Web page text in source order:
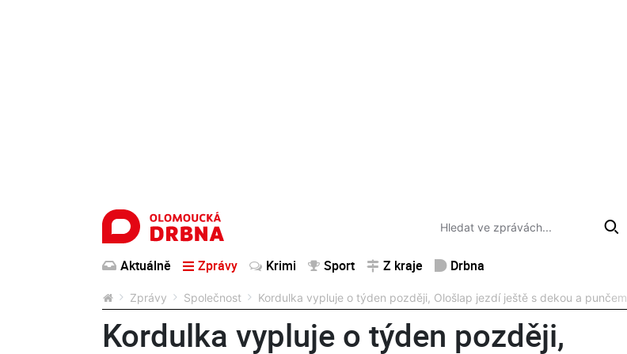
Aktuálně Zprávy Krimi Sport Z kraje Drbna
Zprávy Společnost Kordulka vypluje o týden později, Ološlap jezdí ještě s dekou a punčem
Kordulka vypluje o týden později,